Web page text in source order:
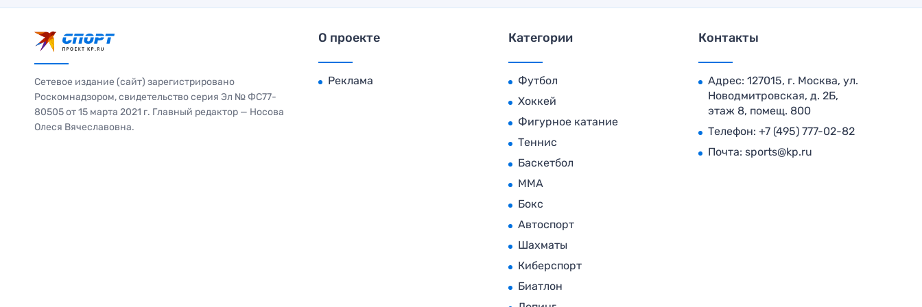
Сетевое издание (сайт) зарегистрировано
Роскомнадзором, свидетельство серия Эл № ФС77-
80505 от 15 марта 2021 г. Главный редактор — Носова
Олеся Вячеславовна.
О проекте
Реклама
Категории
Футбол
Хоккей
Фигурное катание
Теннис
Баскетбол
MMA
Бокс
Автоспорт
Шахматы
Киберспорт
Биатлон
Контакты
Адрес: 127015, г. Москва, ул.
Новодмитровская, д. 2Б,
этаж 8, помещ. 800
Телефон: +7 (495) 777-02-82
Почта: sports@kp.ru